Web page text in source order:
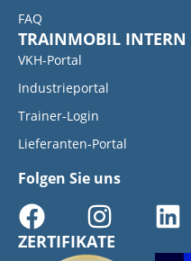
FAQ
TRAINMOBIL INTERN
VKH-Portal
Industrieportal
Trainer-Login
Lieferanten-Portal
Folgen Sie uns
ZERTIFIKATE